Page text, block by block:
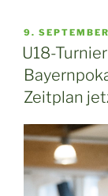
18.
Mai
–
zu
Gast
beim
TTC
München“
AM
9.
U18-
Zeitplan